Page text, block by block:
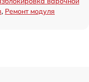
, Ремонт модуля